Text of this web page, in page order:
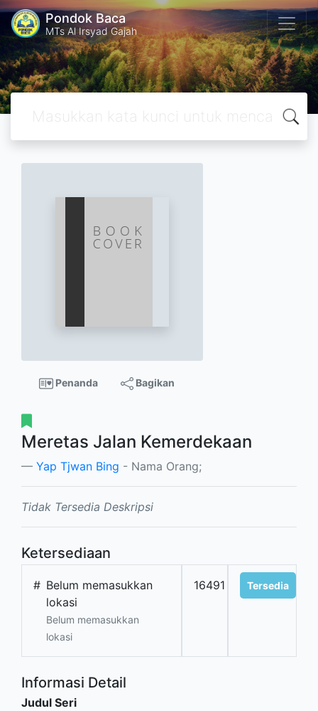
Pondok Baca
MTs Al Irsyad Gajah
Penanda Bagikan
Meretas Jalan Kemerdekaan
Yap Tjwan Bing - Nama Orang;
Tidak Tersedia Deskripsi
Ketersediaan
# Belum memasukkan
lokasi
Belum memasukkan
lokasi
16491 Tersedia
Informasi Detail
Judul Seri